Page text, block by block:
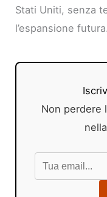
Stati Uniti, senza
l’espansione futura.
Non perdere